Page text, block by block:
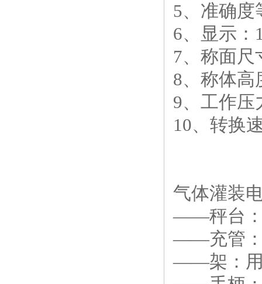
5、准确
6、显示：
7、称面尺
8、称体高
9、工作
10、转换
气体灌装
——秤台：
——充管：
——架：用